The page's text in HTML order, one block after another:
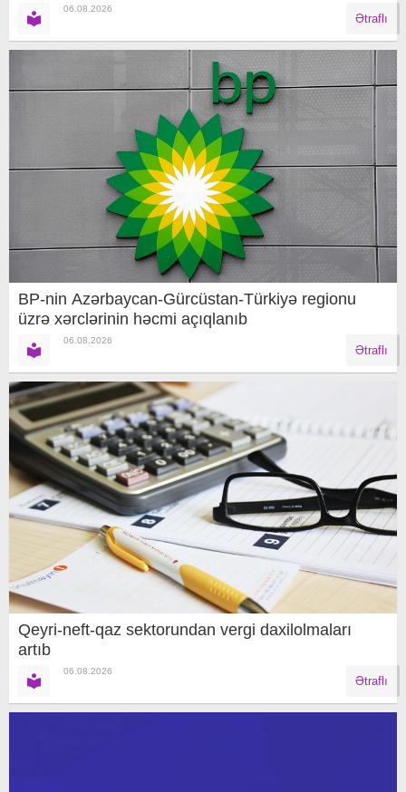
06.08.2026
Ətraflı
BP-nin Azərbaycan-Gürcüstan-Türkiyə regionu
üzrə xərclərinin həcmi açıqlanıb
06.08.2026
Ətraflı
Qeyri-neft-qaz sektorundan vergi daxilolmaları
artıb
06.08.2026
Ətraflı